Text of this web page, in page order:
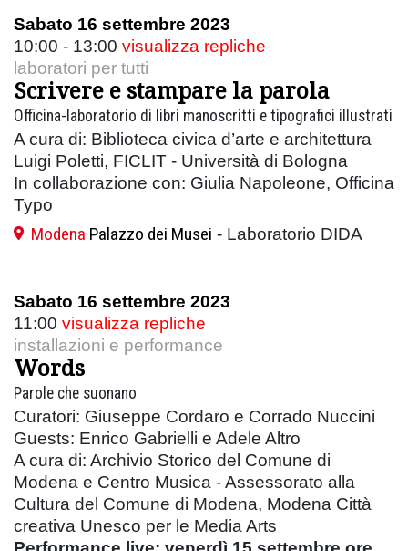
Sabato 16 settembre 2023
10:00 - 13:00 visualizza repliche
laboratori per tutti
Scrivere e stampare la parola
Officina-laboratorio di libri manoscritti e tipografici illustrati
A cura di: Biblioteca civica d’arte e architettura
Luigi Poletti, FICLIT - Università di Bologna
In collaborazione con: Giulia Napoleone, Officina
Typo
Modena Palazzo dei Musei - Laboratorio DIDA
Sabato 16 settembre 2023
11:00 visualizza repliche
installazioni e performance
Words
Parole che suonano
Curatori: Giuseppe Cordaro e Corrado Nuccini
Guests: Enrico Gabrielli e Adele Altro
A cura di: Archivio Storico del Comune di
Modena e Centro Musica - Assessorato alla
Cultura del Comune di Modena, Modena Città
creativa Unesco per le Media Arts